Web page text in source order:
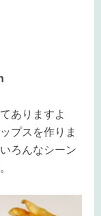
ありますよ
プスを作りま
ろんなシーン